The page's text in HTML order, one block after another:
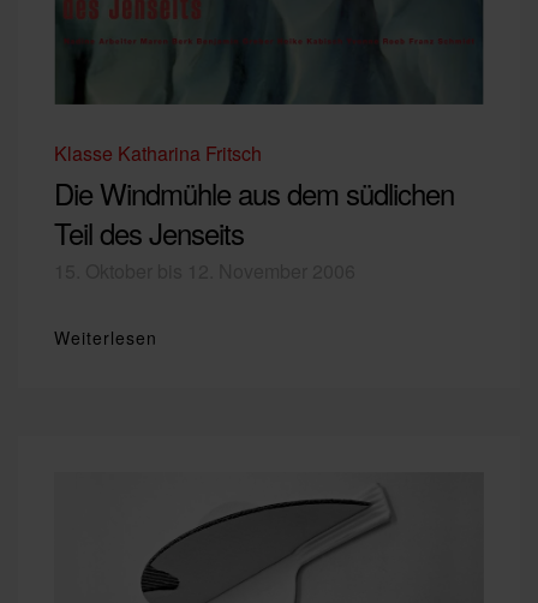
Klasse Katharina Fritsch
Die Windmühle aus dem südlichen
Teil des Jenseits
Weiterlesen